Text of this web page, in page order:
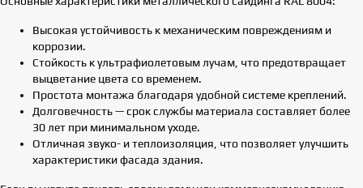
Высокая устойчивость к механическим повреждениям и
коррозии.
Стойкость к ультрафиолетовым лучам, что предотвращает
выцветание цвета со временем.
Простота монтажа благодаря удобной системе креплений.
Долговечность — срок службы материала составляет более
30 лет при минимальном уходе.
Отличная звуко- и теплоизоляция, что позволяет улучшить
характеристики фасада здания.